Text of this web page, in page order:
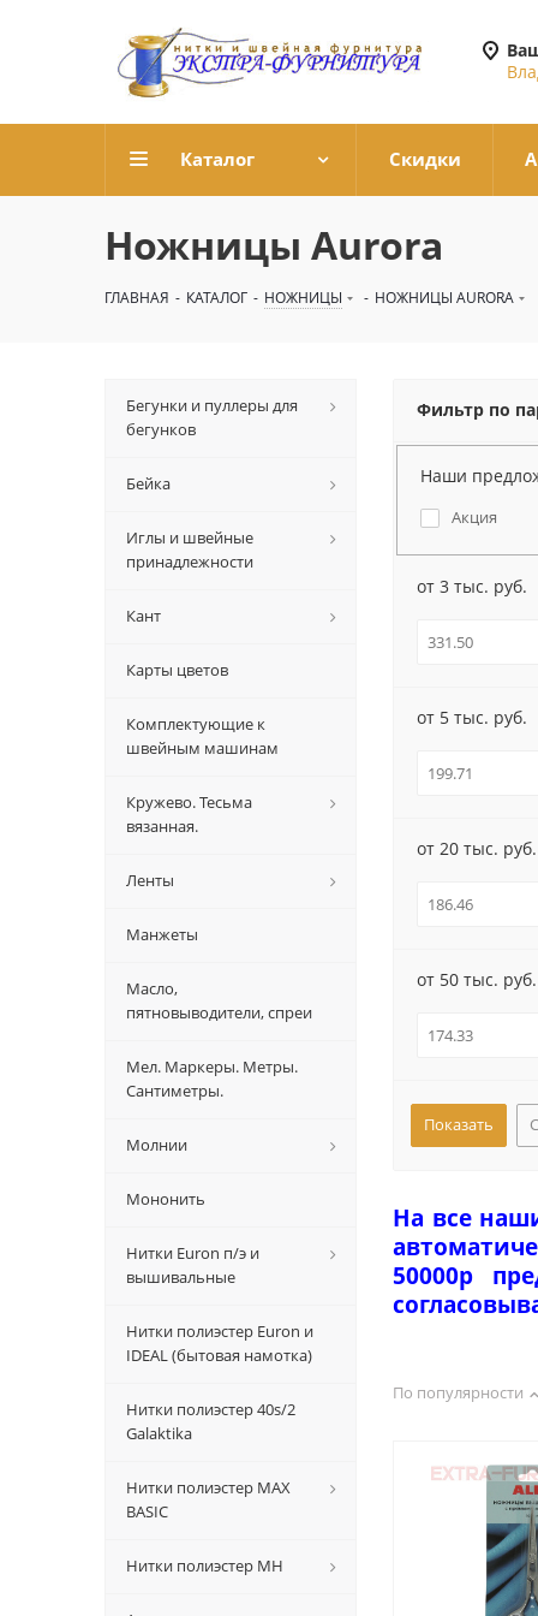
Каталог Скидки
Ножницы Aurora
ГЛАВНАЯ - КАТАЛОГ - НОЖНИЦЫ - НОЖНИЦЫ AURORA
Фильтр по
Наши
Акция
от 3 тыс. руб.
от 5 тыс. руб.
от 20 тыс. руб.
от 50 тыс. руб.
На все
50000р
По популярности
Бегунки и пуллеры для
бегунков
Бейка
Иглы и швейные
принадлежности
Кант
Карты цветов
Комплектующие к
швейным машинам
Кружево. Тесьма
вязанная.
Ленты
Манжеты
Масло,
пятновыводители, спреи
Мел. Маркеры. Метры.
Сантиметры.
Молнии
Мононить
Нитки Euron п/э и
вышивальные
Нитки полиэстер Euron и
IDEAL (бытовая намотка)
Нитки полиэстер 40s/2
Galaktika
Нитки полиэстер MAX
BASIC
Нитки полиэстер MH